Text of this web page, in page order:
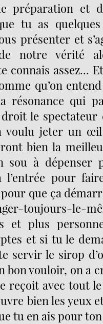
préparation et
tu as
présenter et
notre vérité
connais assez...
qu’on
résonance qui
le
voulu jeter un
bien la
sou à dépenser
l’entrée pour
que ça
toujours-le-
et plus
et si tu le
servir le sirop
bon vouloir, on a
reçoit avec tout
bien les yeux
tu en ais pour